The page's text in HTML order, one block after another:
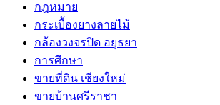
กฎหมาย
กระเบื้องยางลายไม้
กล้องวงจรปิด อยุธยา
การศึกษา
ขายที่ดิน เชียงใหม่
ขายบ้านศรีราชา